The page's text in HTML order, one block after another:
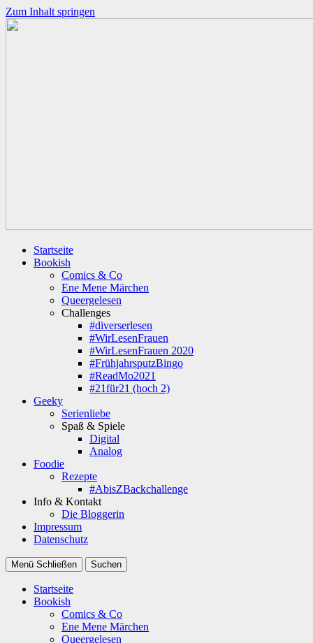
Zum Inhalt springen
Startseite
Bookish
Comics & Co
Ene Mene Märchen
Queergelesen
Challenges
#diverserlesen
#WirLesenFrauen
#WirLesenFrauen 2020
#FrühjahrsputzBingo
#ReadMo2021
#21für21 (hoch 2)
Geeky
Serienliebe
Spaß & Spiele
Digital
Analog
Foodie
Rezepte
#AbisZBackchallenge
Info & Kontakt
Die Bloggerin
Impressum
Datenschutz
Menü Schließen Suchen
Startseite
Bookish
Comics & Co
Ene Mene Märchen
Queergelesen